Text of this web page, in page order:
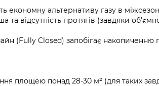
економну альтернативу газу в
відсутність протягів (завдяки
(Fully Closed) запобігає накопиченню
площею понад 28-30 м² (для таких